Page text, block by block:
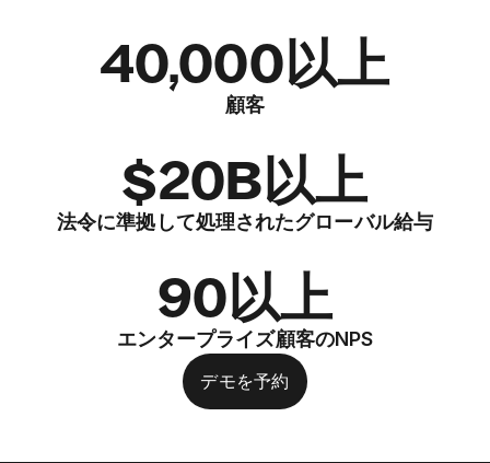
40,000以上
顧客
$20B以上
法令に準拠して処理されたグローバル給与
90以上
エンタープライズ顧客のNPS
デモを予約